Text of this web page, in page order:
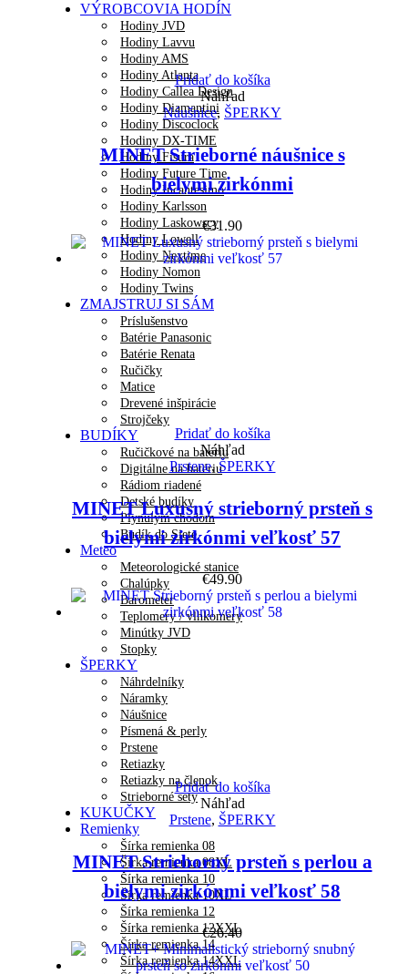
VÝROBCOVIA HODÍN
Hodiny JVD
Hodiny Lavvu
Hodiny AMS
Hodiny Atlanta
Hodiny Callea Design
Hodiny Diamantini
Hodiny Discoclock
Hodiny DX-TIME
Hodiny Fisura
Hodiny Future Time
Hodiny Incantesimo
Hodiny Karlsson
Hodiny Laskowscy
Hodiny Lowell
Hodiny Nextime
Hodiny Nomon
Hodiny Twins
ZMAJSTRUJ SI SÁM
Príslušenstvo
Batérie Panasonic
Batérie Renata
Ručičky
Matice
Drevené inšpirácie
Strojčeky
BUDÍKY
Ručičkové na batériu
Digitálne na batériu
Rádiom riadené
Detské budíky
Plynulým chodom
Budík do Siete
Meteo
Meteorologické stanice
Chalúpky
Barometer
Teplomery / vlhkomery
Minútky JVD
Stopky
ŠPERKY
Náhrdelníky
Náramky
Náušnice
Písmená & perly
Prstene
Retiazky
Retiazky na členok
Strieborné sety
KUKUČKY
Remienky
Šírka remienka 08
Šírka remienka 08XL
Šírka remienka 10
Šírka remienka 10XL
Šírka remienka 12
Šírka remienka 12XXL
Šírka remienka 14
Šírka remienka 14XXL
Pridať do košíka
Náhľad
Náušnice, ŠPERKY
MINET Strieborné náušnice s
bielymi zirkónmi
€31.90
Pridať do košíka
Náhľad
Prstene,ŠPERKY
MINET Luxusný strieborný prsteň s
bielymi zirkónmi veľkosť 57
€49.90
Pridať do košíka
Náhľad
Prstene, ŠPERKY
MINET Strieborný prsteň s perlou a
bielymi zirkónmi veľkosť 58
€26.40